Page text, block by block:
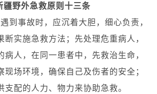
疆野外急救原则十三条
到事故时，应沉着大胆，细心负责，
断实施急救方法；先处理危重病人，
病人，在同一患者中，先救治生命，
现场环境，确保自己及伤者的安全；
支配的人力、物力来协助急救。